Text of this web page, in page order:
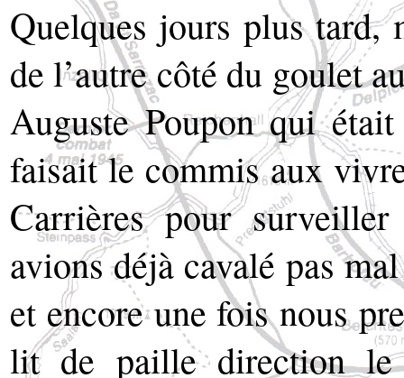
Quelques jours plus tard,
de l’autre côté du goulet
Auguste Poupon qui
faisait le commis aux
Carrières pour
avions déjà cavalé pas
et encore une fois nous
lit de paille direction